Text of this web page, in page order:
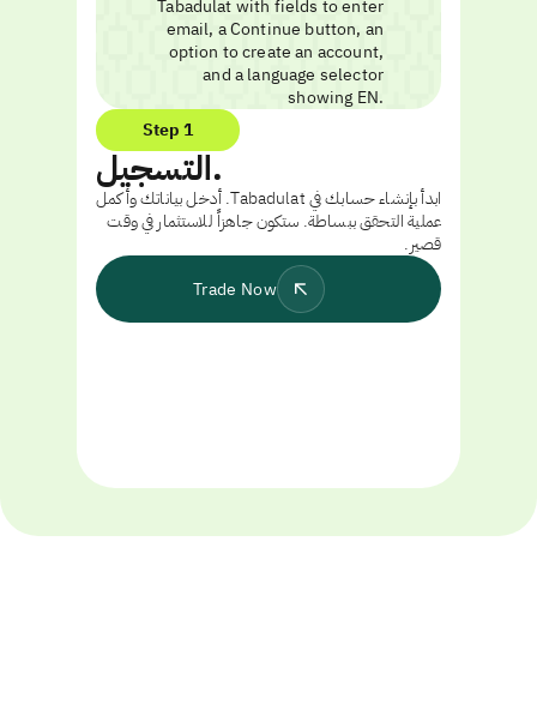
Step 1
التسجيل.
ابدأ بإنشاء حسابك في Tabadulat. أدخل بياناتك وأكمل
عملية التحقق ببساطة. ستكون جاهزاً للاستثمار في وقت
قصير.
Trade Now